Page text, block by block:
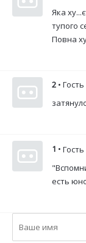
Яка
тупого
Повна
2 •
1 •
есть